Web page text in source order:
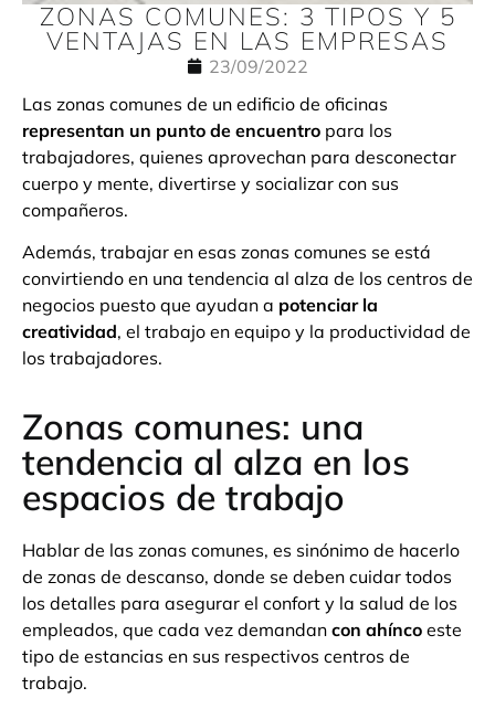
ZONAS COMUNES: 3 TIPOS Y 5
VENTAJAS EN LAS EMPRESAS
23/09/2022
Las zonas comunes de un edificio de oficinas
representan un punto de encuentro para los
trabajadores, quienes aprovechan para desconectar
cuerpo y mente, divertirse y socializar con sus
compañeros.
Además, trabajar en esas zonas comunes se está
convirtiendo en una tendencia al alza de los centros de
negocios puesto que ayudan a potenciar la
creatividad, el trabajo en equipo y la productividad de
los trabajadores.
Zonas comunes: una
tendencia al alza en los
espacios de trabajo
Hablar de las zonas comunes, es sinónimo de hacerlo
de zonas de descanso, donde se deben cuidar todos
los detalles para asegurar el confort y la salud de los
empleados, que cada vez demandan con ahínco este
tipo de estancias en sus respectivos centros de
trabajo.